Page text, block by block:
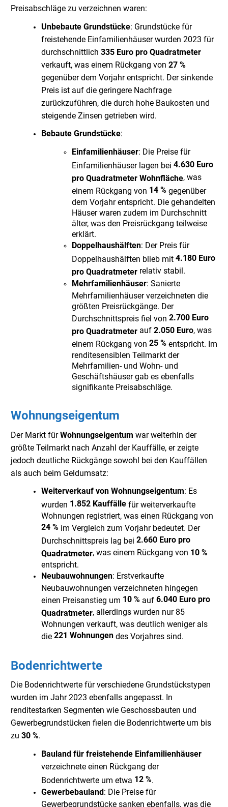
Preisabschläge zu verzeichnen waren:
Unbebaute Grundstücke: Grundstücke für
freistehende Einfamilienhäuser wurden 2023 für
durchschnittlich 335 Euro pro Quadratmeter
verkauft, was einem Rückgang von 27 %
gegenüber dem Vorjahr entspricht. Der sinkende
Preis ist auf die geringere Nachfrage
zurückzuführen, die durch hohe Baukosten und
steigende Zinsen getrieben wird.
Bebaute Grundstücke:
Einfamilienhäuser: Die Preise für
Einfamilienhäuser lagen bei 4.630 Euro
pro Quadratmeter Wohnfläche, was
einem Rückgang von 14 % gegenüber
dem Vorjahr entspricht. Die gehandelten
Häuser waren zudem im Durchschnitt
älter, was den Preisrückgang teilweise
erklärt.
Doppelhaushälften: Der Preis für
Doppelhaushälften blieb mit 4.180 Euro
pro Quadratmeter relativ stabil.
Mehrfamilienhäuser: Sanierte
Mehrfamilienhäuser verzeichneten die
größten Preisrückgänge. Der
Durchschnittspreis fiel von 2.700 Euro
pro Quadratmeter auf 2.050 Euro, was
einem Rückgang von 25 % entspricht. Im
renditesensiblen Teilmarkt der
Mehrfamilien- und Wohn- und
Geschäftshäuser gab es ebenfalls
signifikante Preisabschläge.
Wohnungseigentum
Der Markt fürWohnungseigentum war weiterhin der
größte Teilmarkt nach Anzahl der Kauffälle, er zeigte
jedoch deutliche Rückgänge sowohl bei den Kauffällen
als auch beim Geldumsatz:
Weiterverkauf von Wohnungseigentum: Es
wurden 1.852 Kauffälle für weiterverkaufte
Wohnungen registriert, was einen Rückgang von
24 % im Vergleich zum Vorjahr bedeutet. Der
Durchschnittspreis lag bei 2.660 Euro pro
Quadratmeter, was einem Rückgang von 10 %
entspricht.
Neubauwohnungen: Erstverkaufte
Neubauwohnungen verzeichneten hingegen
einen Preisanstieg um 10 % auf 6.040 Euro pro
Quadratmeter, allerdings wurden nur 85
Wohnungen verkauft, was deutlich weniger als
die 221 Wohnungen des Vorjahres sind.
Bodenrichtwerte
Die Bodenrichtwerte für verschiedene Grundstückstypen
wurden im Jahr 2023 ebenfalls angepasst. In
renditestarken Segmenten wie Geschossbauten und
Gewerbegrundstücken fielen die Bodenrichtwerte um bis
zu 30 %.
Bauland für freistehende Einfamilienhäuser
verzeichnete einen Rückgang der
Bodenrichtwerte um etwa 12 %
Gewerbebauland: Die Preise für
Gewerbegrundstücke sanken ebenfalls, was die